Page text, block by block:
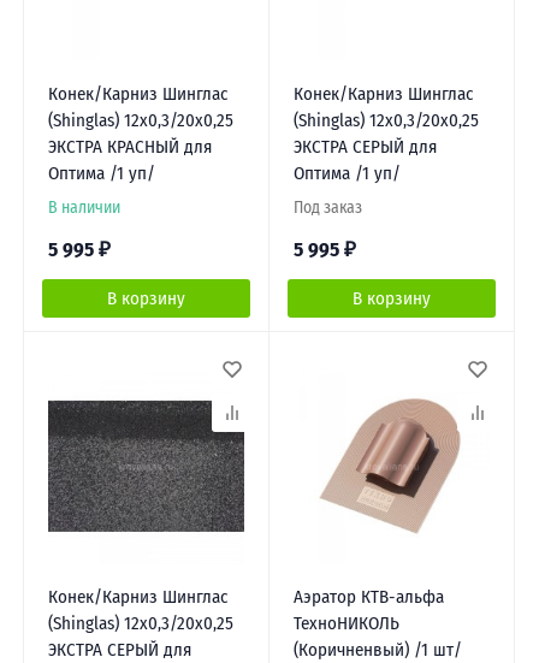
Конек/Карниз Шинглас
(Shinglas) 12х0,3/20х0,25
ЭКСТРА КРАСНЫЙ для
Оптима /1 уп/
В наличии
5 995 ₽
В корзину
Конек/Карниз Шинглас
(Shinglas) 12х0,3/20х0,25
ЭКСТРА СЕРЫЙ для
Оптима /1 уп/
Под заказ
5 995 ₽
В корзину
Конек/Карниз Шинглас
(Shinglas) 12х0,3/20х0,25
ЭКСТРА СЕРЫЙ для
Аэратор КТВ-альфа
ТехноНИКОЛЬ
(Коричненвый) /1 шт/